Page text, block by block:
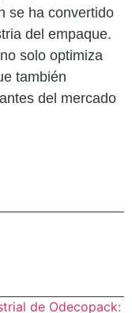
se ha convertido
del empaque.
solo optimiza
también
del mercado
de Odecopack: